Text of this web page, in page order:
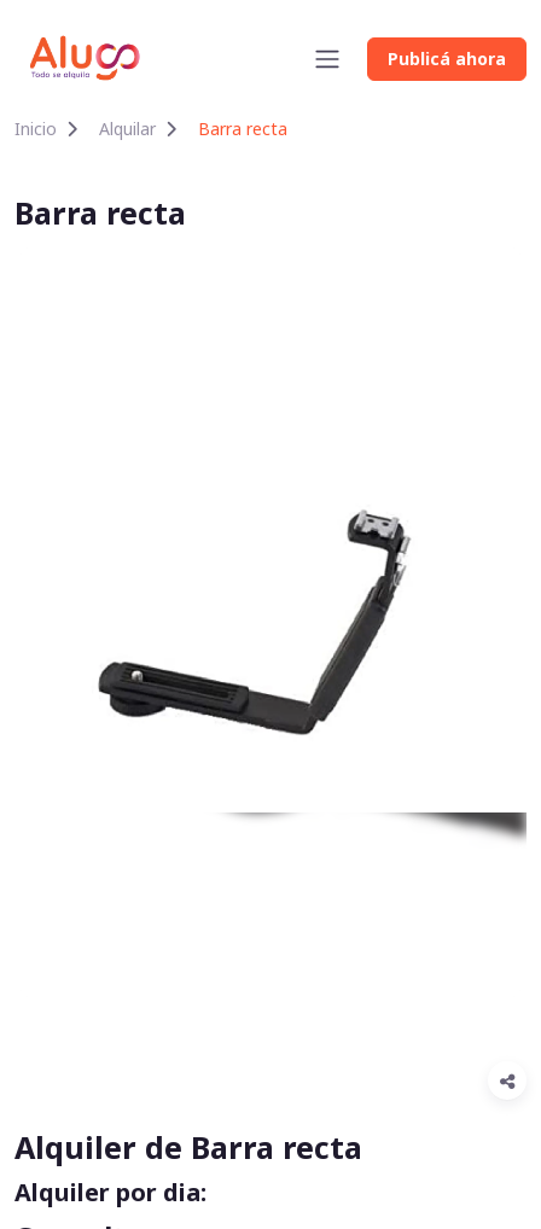
Publicá ahora
Inicio Alquilar Barra recta
Barra recta
Alquiler de Barra recta
Alquiler por dia: